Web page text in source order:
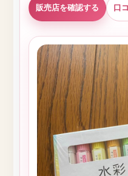
販売店を確認する 口